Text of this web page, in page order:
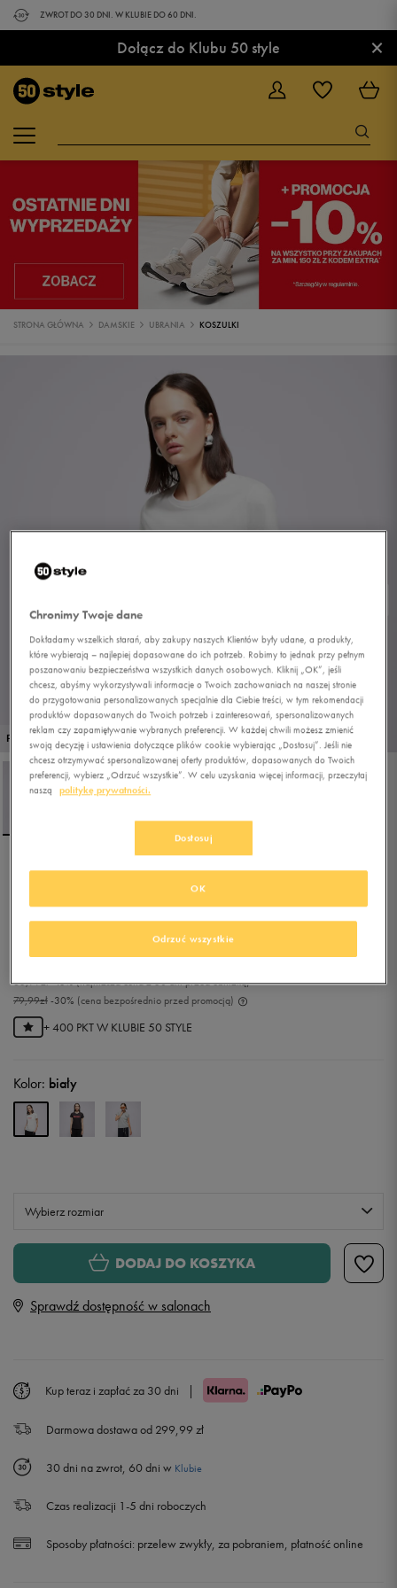
ZWROT DO 30 DNI. W KLUBIE DO 60 DNI.
Dołącz do Klubu 50 style ×
STRONA GŁÓWNA DAMSKIE UBRANIA KOSZULKI
PROMO: DO -30%
LEVI'S T-SHIRT THE
79,99zł-30% (cena bezpośrednio przed promocją)
63,99zł-13%(najniższa cena z 30 dni przed obniżką)
55,99złz Vat
+ 400 PKT W KLUBIE 50 STYLE
Kolor: biały
Wybierz rozmiar
S Powiadom o dostępności
DODAJ DO KOSZYKA
Sprawdź dostępność w salonach
Kup teraz i zapłać za 30 dni |
Darmowa dostawa od 299,99 zł
30 dni na zwrot, 60 dni w Klubie
Czas realizacji 1-5 dni roboczych
Sposoby płatności: przelew zwykły, za pobraniem, płatność online
Chronimy Twoje dane
Dokładamy wszelkich starań, aby zakupy naszych Klientów były udane, a produkty,
które wybierają – najlepiej dopasowane do ich potrzeb. Robimy to jednak przy pełnym
poszanowaniu bezpieczeństwa wszystkich danych osobowych. Kliknij „OK”, jeśli
chcesz, abyśmy wykorzystywali informacje o Twoich zachowaniach na naszej stronie
do przygotowania personalizowanych specjalnie dla Ciebie treści, w tym rekomendacji
produktów dopasowanych do Twoich potrzeb i zainteresowań, spersonalizowanych
reklam czy zapamiętywanie wybranych preferencji. W każdej chwili możesz zmienić
swoją decyzję i ustawienia dotyczące plików cookie wybierając „Dostosuj”. Jeśli nie
chcesz otrzymywać spersonalizowanej oferty produktów, dopasowanych do Twoich
preferencji, wybierz „Odrzuć wszystkie”. W celu uzyskania więcej informacji, przeczytaj
naszą
politykę prywatności.
Dostosuj
Odrzuć wszystkie
OK